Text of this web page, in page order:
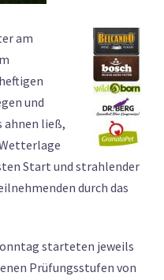
am
und
ahnen ließ,
Start und strahlender
durch das
starteten jeweils
Prüfungsstufen von